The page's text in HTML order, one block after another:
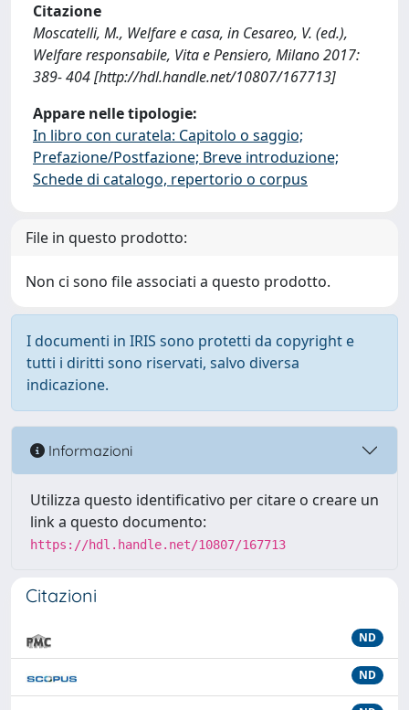
Citazione
Moscatelli, M., Welfare e casa, in Cesareo, V. (ed.),
Welfare responsabile, Vita e Pensiero, Milano 2017:
389- 404 [http://hdl.handle.net/10807/167713]
Appare nelle tipologie:
In libro con curatela: Capitolo o saggio;
Prefazione/Postfazione; Breve introduzione;
Schede di catalogo, repertorio o corpus
File in questo prodotto:
Non ci sono file associati a questo prodotto.
I documenti in IRIS sono protetti da copyright e
tutti i diritti sono riservati, salvo diversa
indicazione.
Informazioni
Utilizza questo identificativo per citare o creare un
link a questo documento:
https://hdl.handle.net/10807/167713
Citazioni
ND
ND